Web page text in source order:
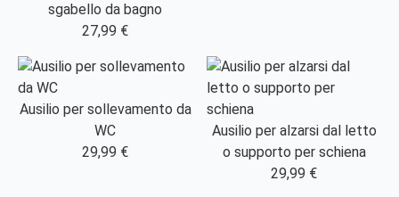
sgabello da bagno
27,99 €
Ausilio per sollevamento da
WC
29,99 €
Ausilio per alzarsi dal letto
o supporto per schiena
29,99 €